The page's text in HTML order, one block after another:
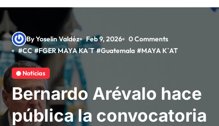
By Yoselin Valdéz Feb 9, 2026
0 Comments
#CC #FGER MAYA KA´T #Guatemala #MAYA K`AT
Noticias
Bernardo Arévalo hace
pública la convocatoria